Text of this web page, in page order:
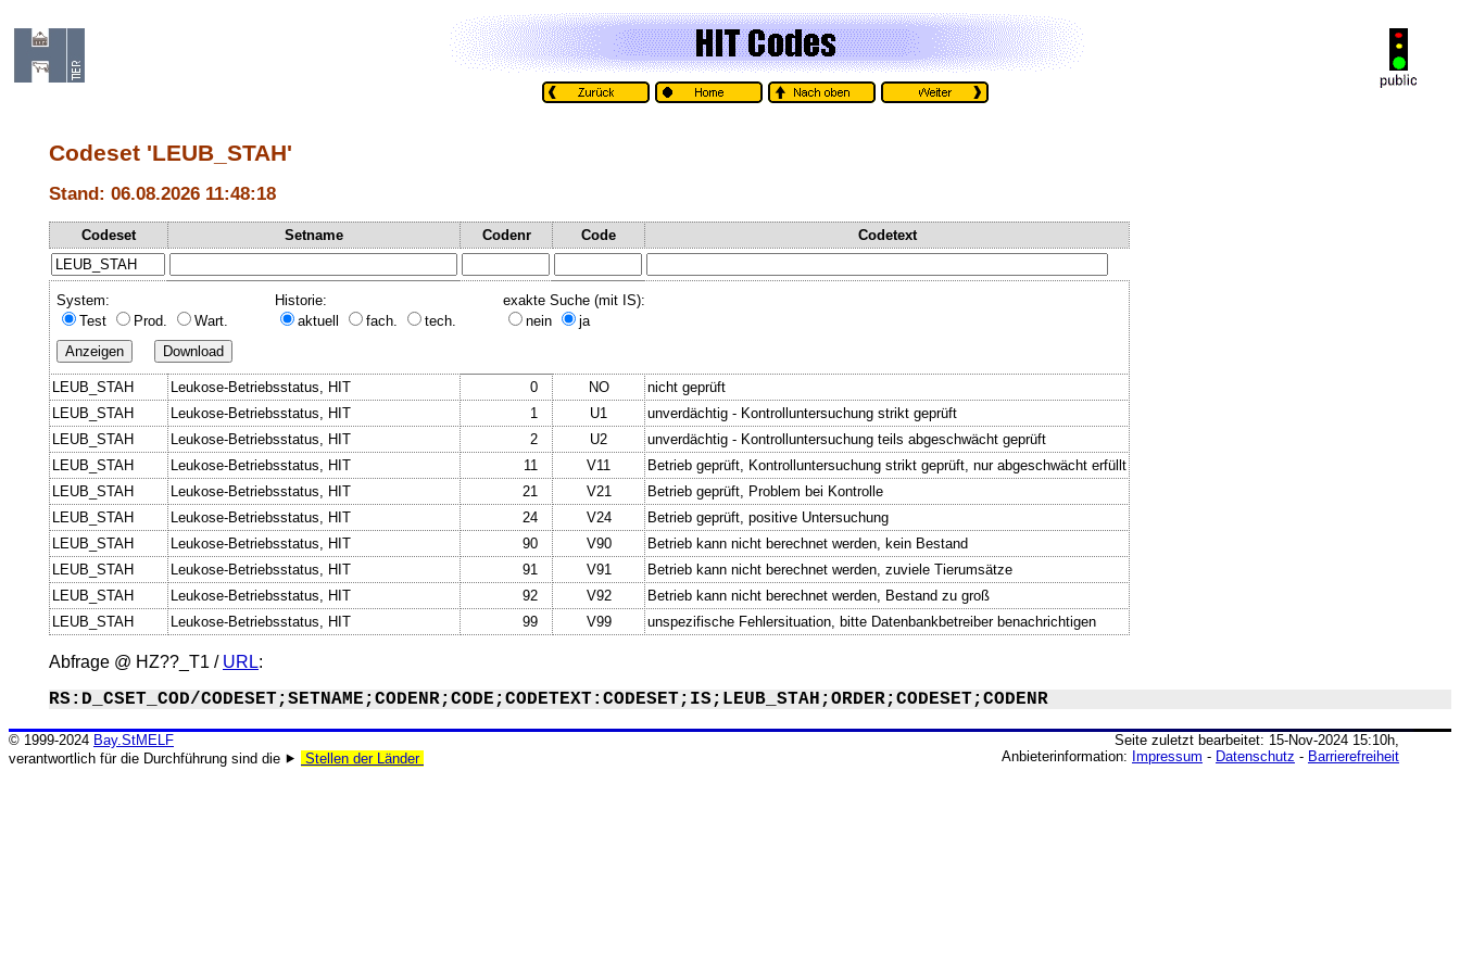
Codeset 'LEUB_STAH'
Stand: 06.08.2026 11:48:18
Codeset Setname Codenr Code Codetext
System:
Test
Prod. Wart.
Historie:
aktuell
fach. tech.
exakte Suche (mit IS):
nein
ja
LEUB_STAH Leukose-Betriebsstatus, HIT 0 NO
nicht geprüft
LEUB_STAH
Leukose-Betriebsstatus, HIT 1 U1
unverdächtig - Kontrolluntersuchung strikt geprüft
LEUB_STAH
Leukose-Betriebsstatus, HIT 2 U2
unverdächtig - Kontrolluntersuchung teils abgeschwächt geprüft
LEUB_STAH
Leukose-Betriebsstatus, HIT 11 V11
Betrieb geprüft, Kontrolluntersuchung strikt geprüft, nur abgeschwächt erfüllt
LEUB_STAH
Leukose-Betriebsstatus, HIT 21 V21
Betrieb geprüft, Problem bei Kontrolle
LEUB_STAH
Leukose-Betriebsstatus, HIT 24 V24
Betrieb geprüft, positive Untersuchung
LEUB_STAH
Leukose-Betriebsstatus, HIT 90 V90
Betrieb kann nicht berechnet werden, kein Bestand
LEUB_STAH
Leukose-Betriebsstatus, HIT 91 V91
Betrieb kann nicht berechnet werden, zuviele Tierumsätze
LEUB_STAH
Leukose-Betriebsstatus, HIT 92 V92
Betrieb kann nicht berechnet werden, Bestand zu groß
LEUB_STAH
Leukose-Betriebsstatus, HIT 99 V99 unspezifische Fehlersituation, bitte Datenbankbetreiber benachrichtigen
Abfrage @ HZ??_T1 / URL:
RS:D_CSET_COD/CODESET;SETNAME;CODENR;CODE;CODETEXT:CODESET;IS;LEUB_STAH;ORDER;CODESET;CODENR
Seite zuletzt bearbeitet: 15-Nov-2024 15:10h,
Anbieterinformation: Impressum - Datenschutz - Barrierefreiheit
© 1999-2024 Bay.StMELF
verantwortlich für die Durchführung sind die ⯈
Stellen der Länder